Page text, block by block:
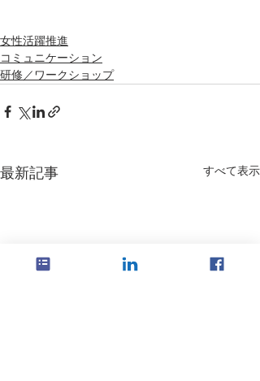
女性活躍推進
コミュニケーション
研修／ワークショップ
最新記事 すべて表示